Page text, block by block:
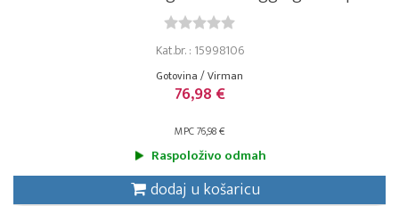
Kat.br. : 15998106
Gotovina / Virman
76,98 €
MPC 76,98 €
Raspoloživo odmah
dodaj u košaricu